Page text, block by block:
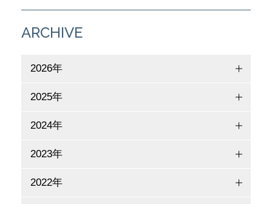
ARCHIVE
2026年
2025年
2024年
2023年
2022年